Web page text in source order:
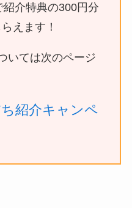
紹介特典の300円分
えます！
いては次のページ
紹介キャンペ